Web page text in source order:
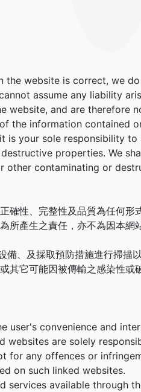
website is correct, we
assume any liability
and are therefore
the information contained
your sole responsibility
properties. We
other contaminating or
性、完整性及品質為任何形
所產生之責任，亦不為因本網
、及採取預防措施進行掃描
它可能因被傳輸之感染性或
convenience and
are solely
for any offences or
on such linked websites.
available through